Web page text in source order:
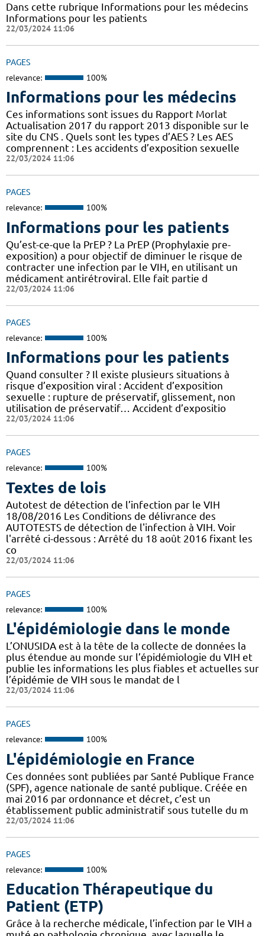
Dans cette rubrique Informations pour les médecins
Informations pour les patients
22/03/2024 11:06
PAGES
relevance: 100%
Informations pour les médecins
Ces informations sont issues du Rapport Morlat
Actualisation 2017 du rapport 2013 disponible sur le
site du CNS . Quels sont les types d’AES ? Les AES
comprennent : Les accidents d’exposition sexuelle
22/03/2024 11:06
PAGES
relevance: 100%
Informations pour les patients
Qu’est-ce-que la PrEP ? La PrEP (Prophylaxie pre-
exposition) a pour objectif de diminuer le risque de
contracter une infection par le VIH, en utilisant un
médicament antirétroviral. Elle fait partie d
22/03/2024 11:06
PAGES
relevance: 100%
Informations pour les patients
Quand consulter ? Il existe plusieurs situations à
risque d’exposition viral : Accident d’exposition
sexuelle : rupture de préservatif, glissement, non
utilisation de préservatif… Accident d’expositio
22/03/2024 11:06
PAGES
relevance: 100%
Textes de lois
Autotest de détection de l’infection par le VIH
18/08/2016 Les Conditions de délivrance des
AUTOTESTS de détection de l'infection à VIH. Voir
l'arrêté ci-dessous : Arrêté du 18 août 2016 fixant les
co
22/03/2024 11:06
PAGES
relevance: 100%
L'épidémiologie dans le monde
L’ONUSIDA est à la tête de la collecte de données la
plus étendue au monde sur l’épidémiologie du VIH et
publie les informations les plus fiables et actuelles sur
l’épidémie de VIH sous le mandat de l
22/03/2024 11:06
PAGES
relevance: 100%
L'épidémiologie en France
Ces données sont publiées par Santé Publique France
(SPF), agence nationale de santé publique. Créée en
mai 2016 par ordonnance et décret, c’est un
établissement public administratif sous tutelle du m
22/03/2024 11:06
PAGES
relevance: 100%
Education Thérapeutique du
Patient (ETP)
Grâce à la recherche médicale, l’infection par le VIH a